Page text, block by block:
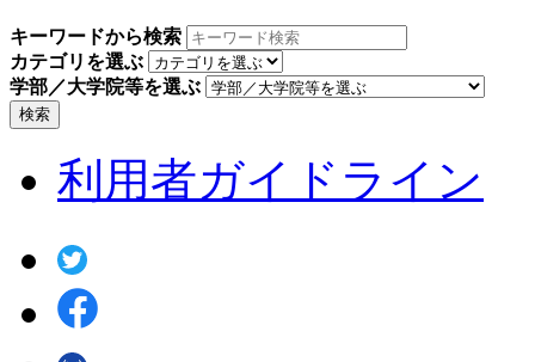
キーワードから検索
カテゴリを選ぶ
学部／大学院等を選ぶ
検索
利用者ガイドライン